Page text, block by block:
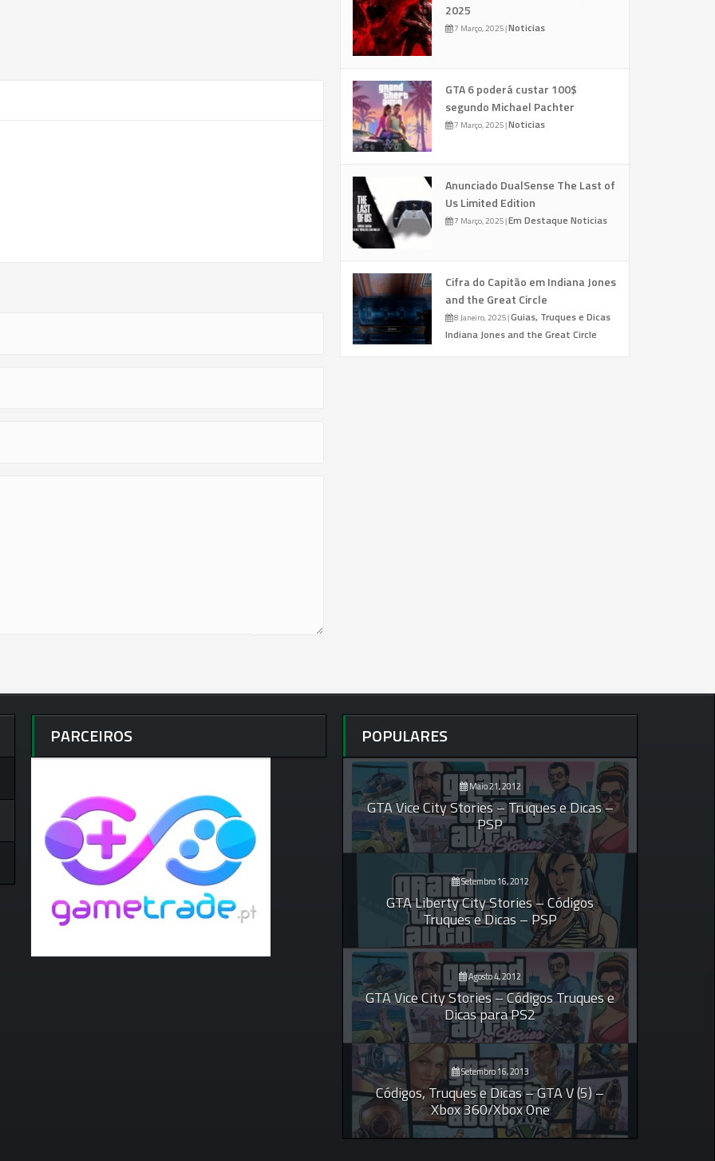
2025
7 Março, 2025|Noticias
GTA 6 poderá custar 100$
segundo Michael Pachter
7 Março, 2025|Noticias
Anunciado DualSense The Last of
Us Limited Edition
7 Março, 2025|Em Destaque Noticias
Cifra do Capitão em Indiana Jones
and the Great Circle
8 Janeiro, 2025|Guias, Truques e Dicas
Indiana Jones and the Great Circle
PARCEIROS POPULARES
Maio 21, 2012
GTA Vice City Stories – Truques e Dicas –
PSP
Setembro 16, 2012
GTA Liberty City Stories – Códigos
Truques e Dicas – PSP
Agosto 4, 2012
GTA Vice City Stories – Códigos Truques e
Dicas para PS2
Setembro 16, 2013
Códigos, Truques e Dicas – GTA V (5) –
Xbox 360/Xbox One